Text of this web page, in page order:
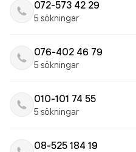
072-573 42 29
5 sökningar
076-402 46 79
5 sökningar
010-101 74 55
5 sökningar
08-525 184 19